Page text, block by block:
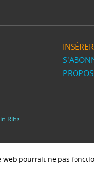
Rihs
web pourrait ne pas